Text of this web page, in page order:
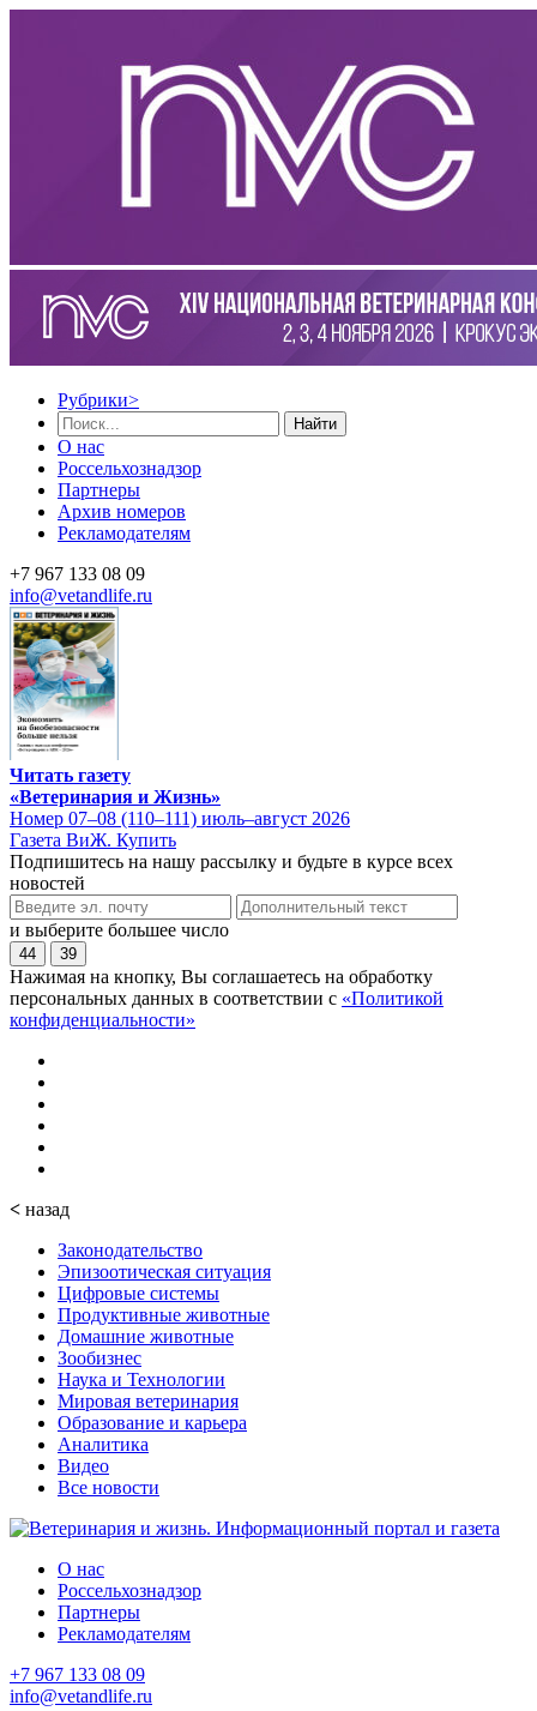
Рубрики>
Найти
О нас
Россельхознадзор
Партнеры
Архив номеров
Рекламодателям
+7 967 133 08 09
info@vetandlife.ru
Читать газету
«Ветеринария и Жизнь»
Номер 07–08 (110–111) июль–август 2026
Газета ВиЖ. Купить
Подпишитесь на нашу рассылку и будьте в курсе всех
новостей
и выберите большее число
44 39
Нажимая на кнопку, Вы соглашаетесь на обработку
персональных данных в соответствии с «Политикой
конфиденциальности»
< назад
Законодательство
Эпизоотическая ситуация
Цифровые системы
Продуктивные животные
Домашние животные
Зообизнес
Наука и Технологии
Мировая ветеринария
Образование и карьера
Аналитика
Видео
Все новости
О нас
Россельхознадзор
Партнеры
Рекламодателям
+7 967 133 08 09
info@vetandlife.ru